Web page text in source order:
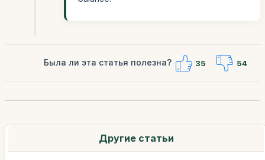
Была ли эта статья полезна? 35 54
Другие статьи